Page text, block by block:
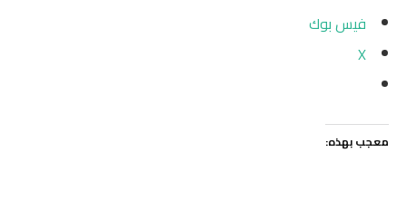
فيس بوك
X
معجب بهذه: